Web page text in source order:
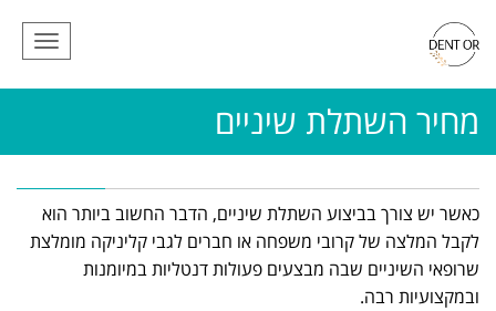
תפריט
מחיר השתלת שיניים
כאשר יש צורך בביצוע השתלת שיניים, הדבר החשוב ביותר הוא
לקבל המלצה של קרובי משפחה או חברים לגבי קליניקה מומלצת
שרופאי השיניים שבה מבצעים פעולות דנטליות במיומנות
ובמקצועיות רבה.